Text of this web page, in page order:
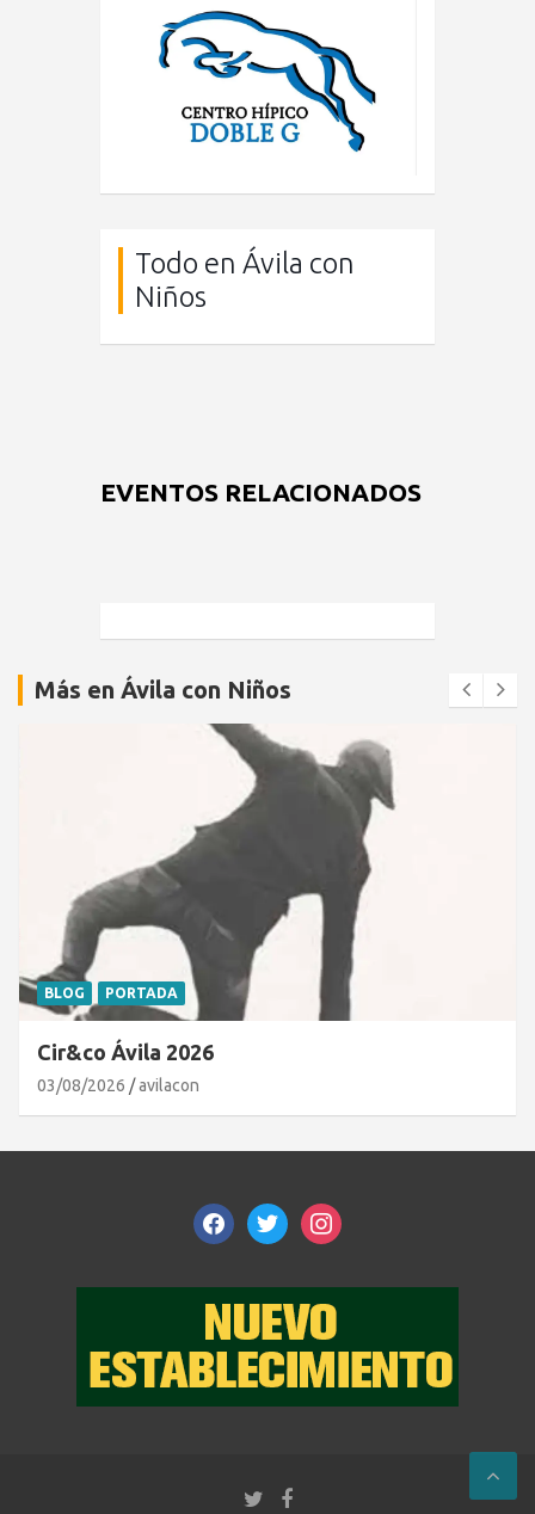
Todo en Ávila con
Niños
EVENTOS RELACIONADOS
Más en Ávila con Niños
BLOG PORTADA
Cir&co Ávila 2026
03/08/2026 avilacon
facebooktwitterinstagram